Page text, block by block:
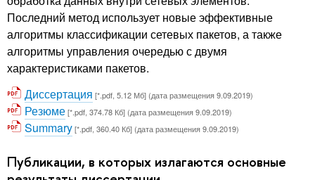
Последний метод использует новые эффективные
алгоритмы классификации сетевых пакетов, а также
алгоритмы управления очередью с двумя
характеристиками пакетов.
Диссертация [*.pdf, 5.12 Мб] (дата размещения 9.09.2019)
Резюме[*.pdf, 374.78 Кб] (дата размещения 9.09.2019)
Summary[*.pdf, 360.40 Кб] (дата размещения 9.09.2019)
Публикации, в которых излагаются основные